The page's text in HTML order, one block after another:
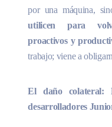
por una máquina,
utilicen para
proactivos y
trabajo; viene a
El daño colateral:
desarrolladores